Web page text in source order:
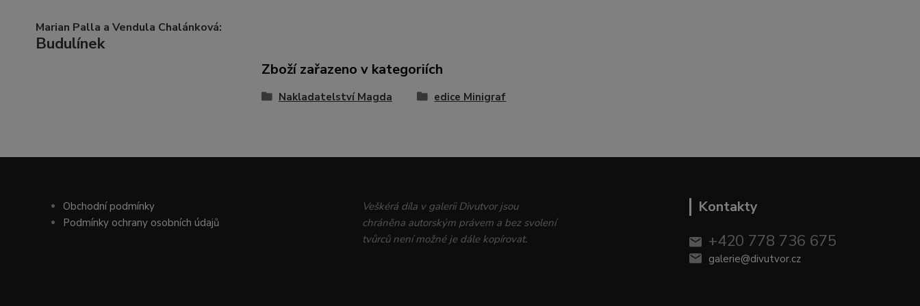
Marian Palla a Vendula Chalánková:
Budulínek
Zboží zařazeno v kategoriích
Nakladatelství Magda edice Minigraf
Obchodní podmínky
Podmínky ochrany osobních údajů
Veškérá díla v galerii Divutvor jsou
chráněna autorským právem a bez svolení
tvůrců není možné je dále kopírovat.
Kontakty
+420 778 736 675
galerie@divutvor.cz